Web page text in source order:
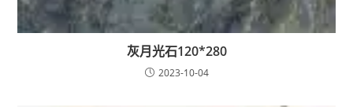
灰月光石120*280
2023-10-04